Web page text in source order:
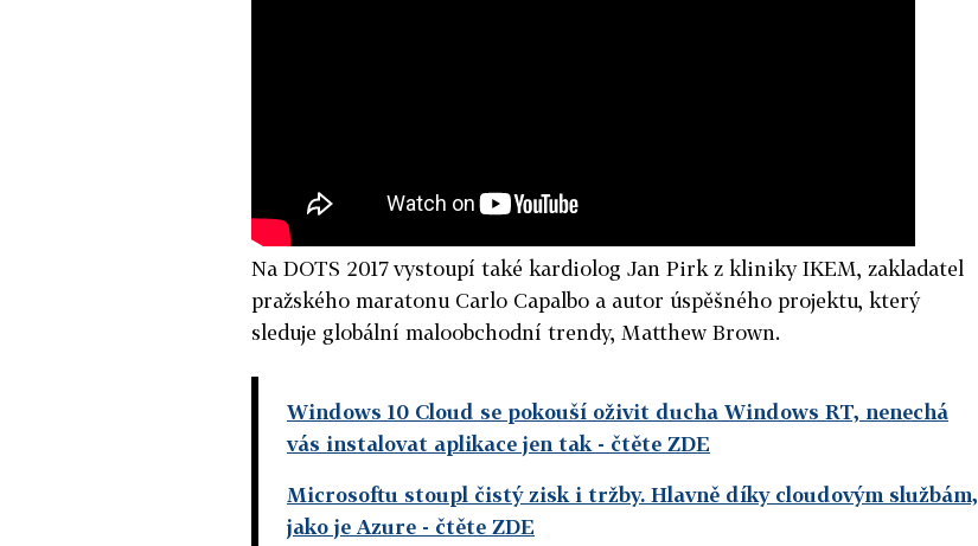
Na DOTS 2017 vystoupí také kardiolog Jan Pirk z kliniky IKEM, zakladatel
pražského maratonu Carlo Capalbo a autor úspěšného projektu, který
sleduje globální maloobchodní trendy, Matthew Brown.
Windows 10 Cloud se pokouší oživit ducha Windows RT, nenechá
vás instalovat aplikace jen tak - čtěte ZDE
Microsoftu stoupl čistý zisk i tržby. Hlavně díky cloudovým službám,
jako je Azure - čtěte ZDE